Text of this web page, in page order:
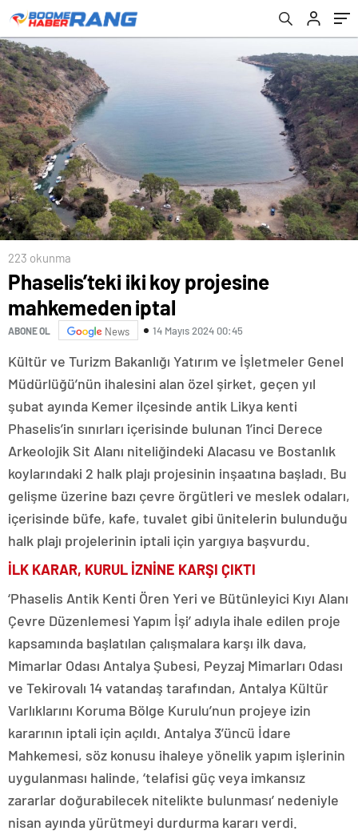
223 okunma
Phaselis’teki iki koy projesine
mahkemeden iptal
ABONE OL News 14 Mayıs 2024 00:45
Kültür ve Turizm Bakanlığı Yatırım ve İşletmeler Genel
Müdürlüğü’nün ihalesini alan özel şirket, geçen yıl
şubat ayında Kemer ilçesinde antik Likya kenti
Phaselis’in sınırları içerisinde bulunan 1’inci Derece
Arkeolojik Sit Alanı niteliğindeki Alacasu ve Bostanlık
koylarındaki 2 halk plajı projesinin inşaatına başladı. Bu
gelişme üzerine bazı çevre örgütleri ve meslek odaları,
içerisinde büfe, kafe, tuvalet gibi ünitelerin bulunduğu
halk plajı projelerinin iptali için yargıya başvurdu.
İLK KARAR, KURUL İZNİNE KARŞI ÇIKTI
‘Phaselis Antik Kenti Ören Yeri ve Bütünleyici Kıyı Alanı
Çevre Düzenlemesi Yapım İşi’ adıyla ihale edilen proje
kapsamında başlatılan çalışmalara karşı ilk dava,
Mimarlar Odası Antalya Şubesi, Peyzaj Mimarları Odası
ve Tekirovalı 14 vatandaş tarafından, Antalya Kültür
Varlıklarını Koruma Bölge Kurulu’nun projeye izin
kararının iptali için açıldı. Antalya 3’üncü İdare
Mahkemesi, söz konusu ihaleye yönelik yapım işlerinin
uygulanması halinde, ‘telafisi güç veya imkansız
zararlar doğurabilecek nitelikte bulunması’ nedeniyle
nisan ayında yürütmeyi durdurma kararı verdi.